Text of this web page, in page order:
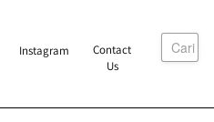
`Instagram `
Contact
Us
Cari